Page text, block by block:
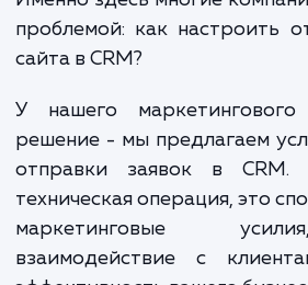
анализировать
Однако, чтобы эта
Именно здесь многие
проблемой: как
сайта в CRM?
У нашего
решение - мы предлагаем